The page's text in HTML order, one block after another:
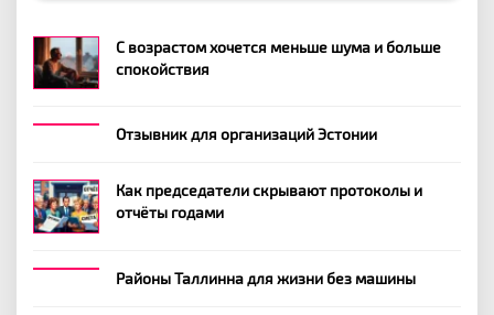
С возрастом хочется меньше шума и больше
спокойствия
Отзывник для организаций Эстонии
Как председатели скрывают протоколы и
отчёты годами
Районы Таллинна для жизни без машины